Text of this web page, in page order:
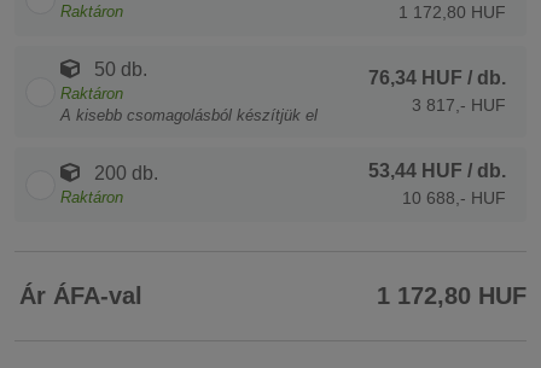
Raktáron 1 172,80 HUF
50 db.
Raktáron
A kisebb csomagolásból készítjük el
76,34 HUF / db.
3 817,- HUF
200 db.
Raktáron
53,44 HUF / db.
10 688,- HUF
Ár ÁFA-val 1 172,80 HUF